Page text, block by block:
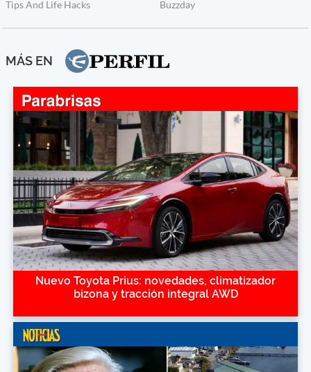
MÁS EN
Nuevo Toyota Prius: novedades, climatizador
bizona y tracción integral AWD